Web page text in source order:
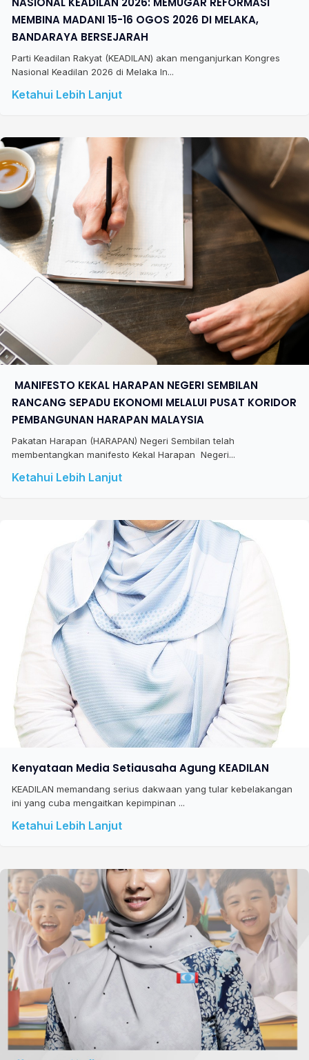
MEMBINA MADANI 15-16 OGOS 2026 DI MELAKA,
BANDARAYA BERSEJARAH
Parti Keadilan Rakyat (KEADILAN) akan menganjurkan Kongres
Nasional Keadilan 2026 di Melaka In...
Ketahui Lebih Lanjut
​ MANIFESTO KEKAL HARAPAN NEGERI SEMBILAN
RANCANG SEPADU EKONOMI MELALUI PUSAT KORIDOR
PEMBANGUNAN HARAPAN MALAYSIA
Pakatan Harapan (HARAPAN) Negeri Sembilan telah
membentangkan manifesto Kekal Harapan Negeri...
Ketahui Lebih Lanjut
Kenyataan Media Setiausaha Agung KEADILAN
KEADILAN memandang serius dakwaan yang tular kebelakangan
ini yang cuba mengaitkan kepimpinan ...
Ketahui Lebih Lanjut